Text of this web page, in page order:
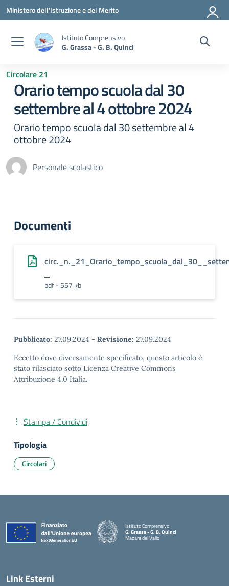
Vai ai contenuti
Vai al menu di navigazione
Vai al footer
Ministero dell'Istruzione e del Merito
Istituto Comprensivo
G. Grassa - G. B. Quinci
Circolare 21
Orario tempo scuola dal 30
settembre al 4 ottobre 2024
Orario tempo scuola dal 30 settembre al 4
ottobre 2024
Personale scolastico
Documenti
pdf - 557 kb
Pubblicato: 27.09.2024 - Revisione: 27.09.2024
Eccetto dove diversamente specificato, questo articolo è
stato rilasciato sotto Licenza Creative Commons
Attribuzione 4.0 Italia.
Stampa / Condividi
Tipologia
Circolari
Istituto Comprensivo
G. Grassa - G. B. Quinci
Mazara del Vallo
Link Esterni